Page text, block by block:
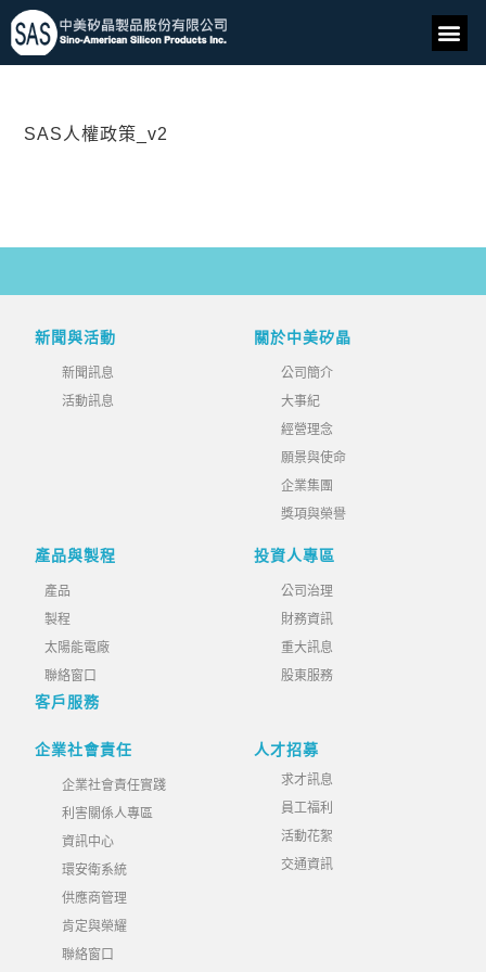
SAS人權政策_v2
新聞與活動
新聞訊息
活動訊息
關於中美矽晶
公司簡介
大事紀
經營理念
願景與使命
企業集團
獎項與榮譽
產品與製程
產品
製程
太陽能電廠
聯絡窗口
客戶服務
投資人專區
公司治理
財務資訊
重大訊息
股東服務
企業社會責任
企業社會責任實踐
利害關係人專區
資訊中心
環安衛系統
供應商管理
肯定與榮耀
聯絡窗口
人才招募
求才訊息
員工福利
活動花絮
交通資訊